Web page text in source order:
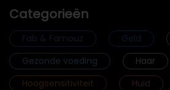
Categorieën
Fab & Famouz Geld
Gezonde voeding
Haar
Hoogsensitiviteit
Huid